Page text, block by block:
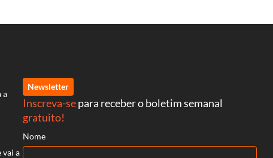
a
vai a
Newsletter
Inscreva-separa receber o boletim semanal
gratuito!
Nome